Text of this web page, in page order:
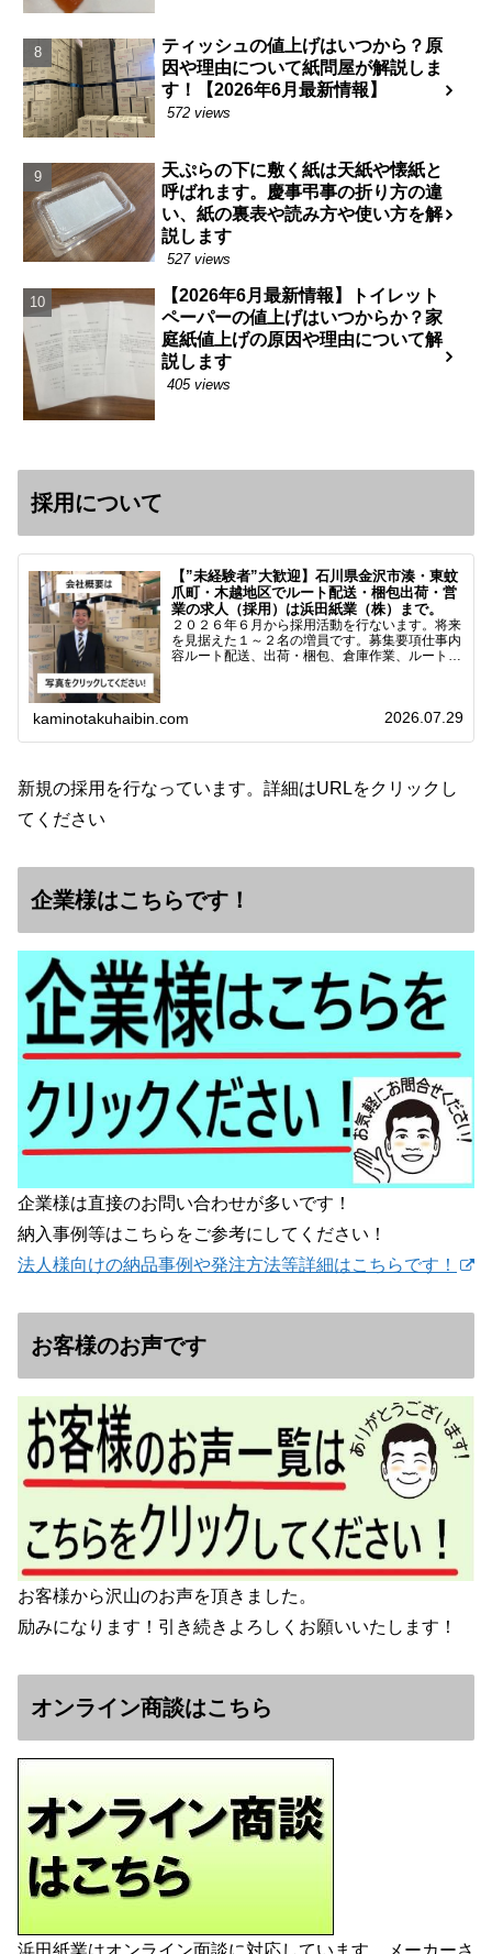
ティッシュの値上げはいつから？原
因や理由について紙問屋が解説しま
す！【2026年6月最新情報】
572 views
天ぷらの下に敷く紙は天紙や懐紙と
呼ばれます。慶事弔事の折り方の違
い、紙の裏表や読み方や使い方を解
説します
527 views
【2026年6月最新情報】トイレット
ペーパーの値上げはいつからか？家
庭紙値上げの原因や理由について解
説します
405 views
採用について
【”未経験者”大歓迎】石川県金沢市湊・東蚊
爪町・木越地区でルート配送・梱包出荷・営
業の求人（採用）は浜田紙業（株）まで。
２０２６年６月から採用活動を行ないます。将来
を見据えた１～２名の増員です。募集要項仕事内
容ルート配送、出荷・梱包、倉庫作業、ルート営
kaminotakuhaibin.com 2026.07.29
新規の採用を行なっています。詳細はURLをクリックし
てください
企業様はこちらです！
企業様は直接のお問い合わせが多いです！
納入事例等はこちらをご参考にしてください！
法人様向けの納品事例や発注方法等詳細はこちらです！
お客様のお声です
お客様から沢山のお声を頂きました。
励みになります！引き続きよろしくお願いいたします！
オンライン商談はこちら
浜田紙業はオンライン面談に対応しています。メーカーさ